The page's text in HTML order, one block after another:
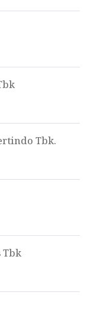
Tbk.
Tbk